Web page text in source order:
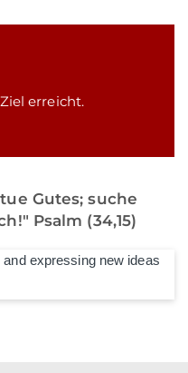
erreicht.
Gutes; suche
Psalm (34,15)
expressing new ideas